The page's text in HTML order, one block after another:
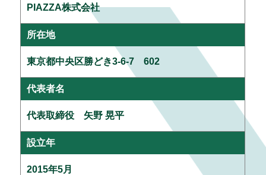
PIAZZA株式会社
所在地
東京都中央区勝どき3-6-7 602
代表者名
代表取締役 矢野 晃平
設立年
2015年5月